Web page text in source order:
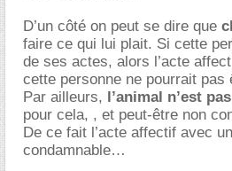
D’un côté on peut se dire que
faire ce qui lui plait. Si cette
de ses actes, alors l’acte
cette personne ne pourrait pas
Par ailleurs, l’animal n’est
pour cela, , et peut-être non
De ce fait l’acte affectif avec
condamnable